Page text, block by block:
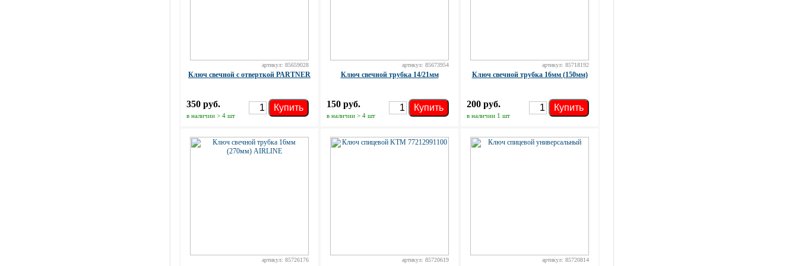
артикул: 85659028
Ключ свечной с отверткой PARTNER
350 руб.
в наличии > 4 шт
Купить
артикул: 85673954
Ключ свечной трубка 14/21мм
150 руб.
в наличии > 4 шт
Купить
артикул: 85718192
Ключ свечной трубка 16мм (150мм)
200 руб.
в наличии 1 шт
Купить
артикул: 85726176 артикул: 85720619 артикул: 85720814